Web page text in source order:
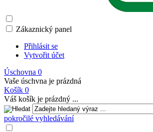
Zákaznický panel
Přihlásit se
Vytvořit účet
Úschovna 0
Vaše úschvna je prázdná
Košík 0
Váš košík je prázdný ...
pokročilé vyhledávání